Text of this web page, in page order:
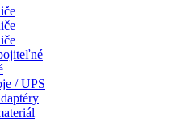
/ UPS